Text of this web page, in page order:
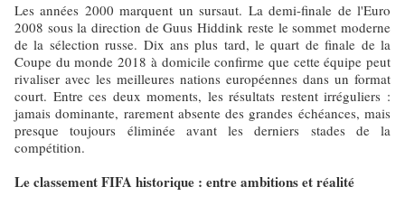
Les années 2000 marquent un sursaut. La demi-finale de l'Euro
2008 sous la direction de Guus Hiddink reste le sommet moderne
de la sélection russe. Dix ans plus tard, le quart de finale de la
Coupe du monde 2018 à domicile confirme que cette équipe peut
rivaliser avec les meilleures nations européennes dans un format
court. Entre ces deux moments, les résultats restent irréguliers :
jamais dominante, rarement absente des grandes échéances, mais
presque toujours éliminée avant les derniers stades de la
compétition.
Le classement FIFA historique : entre ambitions et réalité